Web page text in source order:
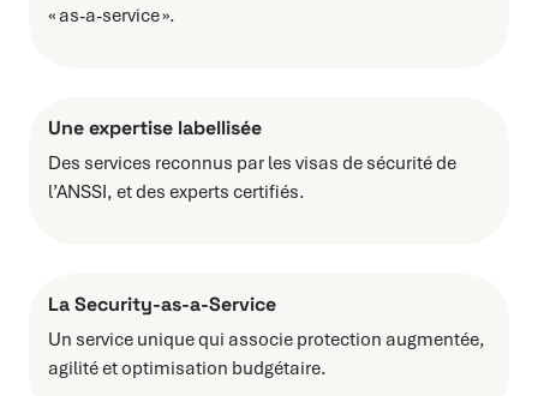
« as-a-service ».
Une expertise labellisée
Des services reconnus par les visas de sécurité de
l’ANSSI, et des experts certifiés.
La Security-as-a-Service
Un service unique qui associe protection augmentée,
agilité et optimisation budgétaire.